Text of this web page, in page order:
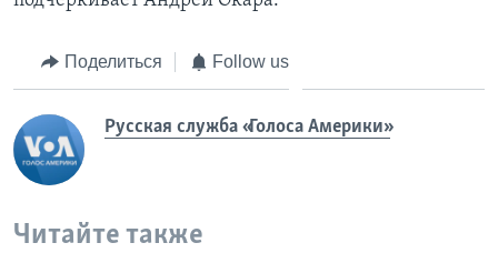
Поделиться Follow us
Русская служба «Голоса Америки»
Читайте также